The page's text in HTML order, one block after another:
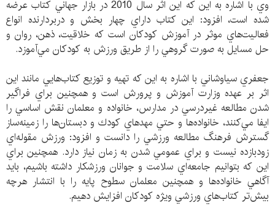
وي با اشاره به اين كه اين اثر سال 2010 در بازار جهاني كتاب عرضه
شده است، افزود: اين کتاب داراي چهار بخش و دربردارنده انواع
فعاليت‌هاي موثر در آموزش كودكان است كه خلاقيت، ذهن، روان و
حل مسايل به صورت گروهي را از طريق ورزش به كودكان مي‌آموزد.
جعفري سياوشاني با اشاره به اين كه تهيه و توزيع كتاب‌هايي مانند اين
اثر بر عهده وزارت آموزش و پرورش است و همچنين براي فراگير
شدن مطالعه غيردرسي در مدارس، خانواده و معلمان نقش اساسي را
ايفا مي‌كنند، خانواده‌ها و حتي مهد‌هاي كودك و دبستان‌ها را زمينه‌ساز
گسترش فرهنگ مطالعه ورزشي را دانست و افزود: ورزش مقوله‌اي
زودبازده نيست و براي عمومي شدن به زمان نياز دارد. همچنين براي
اين كه بتوانيم جامعه‌اي سلامت و جوانان ورزشكار داشته باشيم، بايد
آگاهي خانواده‌ها و همچنين معلمان سطوح پايه را با انتشار هرچه
بيش‌تر كتاب‌هاي ورزشي ويژه كودكان افزايش دهيم.